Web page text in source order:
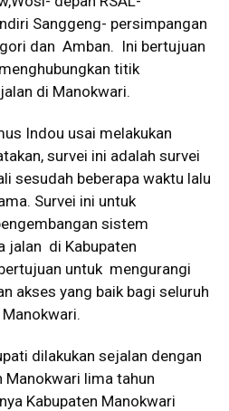
Sanggeng- persimpangan
dan Amban. Ini bertujuan
titik
di Manokwari.
Indou usai melakukan
survei ini adalah survei
sesudah beberapa waktu lalu
Survei ini untuk
sistem
jalan di Kabupaten
untuk mengurangi
akses yang baik bagi seluruh
dilakukan sejalan dengan
Manokwari lima tahun
Kabupaten Manokwari